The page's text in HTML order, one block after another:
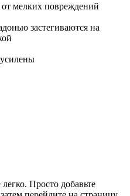
от мелких повреждений
застегиваются на
Просто добавьте